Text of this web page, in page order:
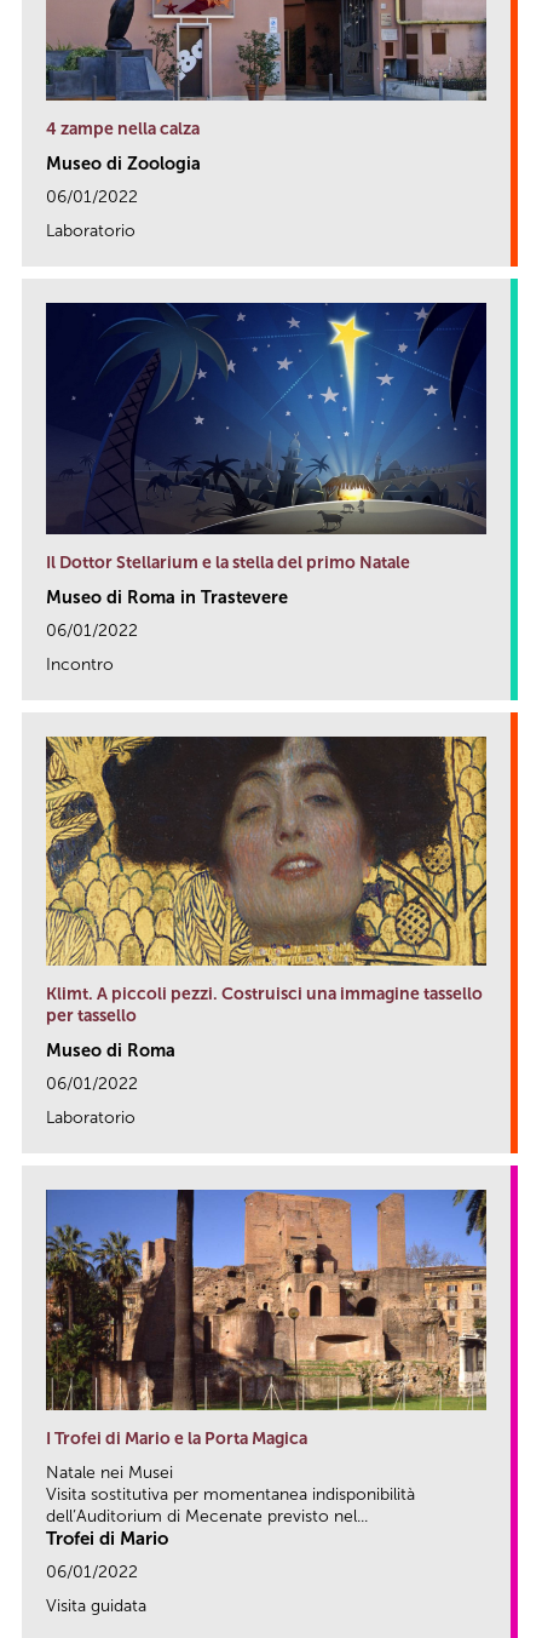
4 zampe nella calza
Museo di Zoologia
06/01/2022
Laboratorio
Il Dottor Stellarium e la stella del primo Natale
Museo di Roma in Trastevere
06/01/2022
Incontro
Klimt. A piccoli pezzi. Costruisci una immagine tassello
per tassello
Museo di Roma
06/01/2022
Laboratorio
I Trofei di Mario e la Porta Magica
Natale nei Musei
Visita sostitutiva per momentanea indisponibilità
dell’Auditorium di Mecenate previsto nel...
Trofei di Mario
06/01/2022
Visita guidata